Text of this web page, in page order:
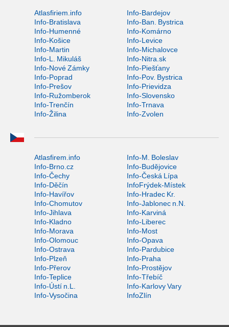
Atlasfiriem.info
Info-Bardejov
Info-Bratislava
Info-Ban. Bystrica
Info-Humenné
Info-Komárno
Info-Košice
Info-Levice
Info-Martin
Info-Michalovce
Info-L. Mikuláš
Info-Nitra.sk
Info-Nové Zámky
Info-Piešťany
Info-Poprad
Info-Pov. Bystrica
Info-Prešov
Info-Prievidza
Info-Ružomberok
Info-Slovensko
Info-Trenčín
Info-Trnava
Info-Žilina
Info-Zvolen
Atlasfirem.info
Info-M. Boleslav
Info-Brno.cz
Info-Budějovice
Info-Čechy
Info-Česká Lípa
Info-Děčín
InfoFrýdek-Místek
Info-Havířov
Info-Hradec Kr.
Info-Chomutov
Info-Jablonec n.N.
Info-Jihlava
Info-Karviná
Info-Kladno
Info-Liberec
Info-Morava
Info-Most
Info-Olomouc
Info-Opava
Info-Ostrava
Info-Pardubice
Info-Plzeň
Info-Praha
Info-Přerov
Info-Prostějov
Info-Teplice
Info-Třebíč
Info-Ústí n.L.
Info-Karlovy Vary
Info-Vysočina
InfoZlín